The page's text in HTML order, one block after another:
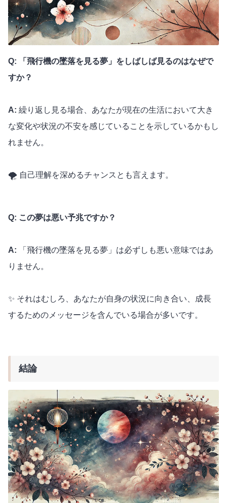
Q: 「飛行機の墜落を見る夢」をしばしば見るのはなぜで
すか？
A: 繰り返し見る場合、あなたが現在の生活において大き
な変化や状況の不安を感じていることを示しているかもし
れません。
🌪️ 自己理解を深めるチャンスとも言えます。
Q: この夢は悪い予兆ですか？
A:
「飛行機の墜落を見る夢」は必ずしも悪い意味ではあ
りません。
✨ それはむしろ、あなたが自身の状況に向き合い、成長
するためのメッセージを含んでいる場合が多いです。
結論